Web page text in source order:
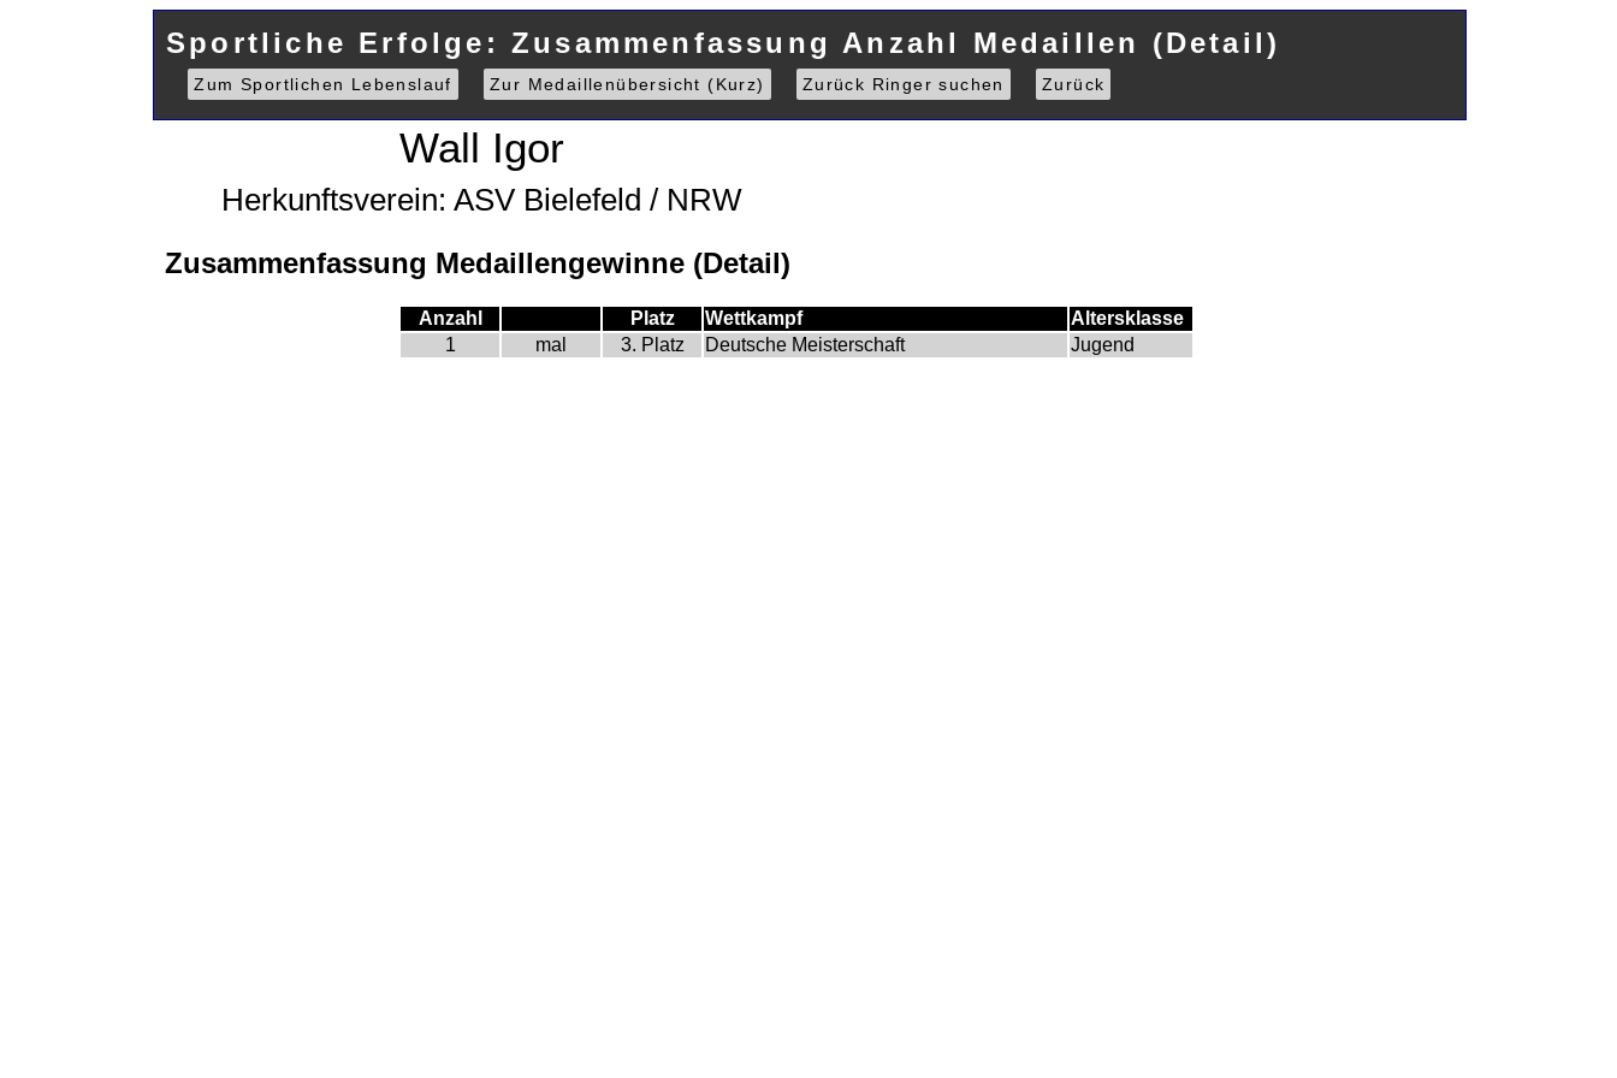
Sportliche Erfolge: Zusammenfassung Anzahl Medaillen (Detail)
Zum Sportlichen Lebenslauf Zur Medaillenübersicht (Kurz) Zurück Ringer suchen Zurück
Wall Igor
Herkunftsverein: ASV Bielefeld / NRW
Zusammenfassung Medaillengewinne (Detail)
Anzahl Platz Wettkampf
Altersklasse
1
mal 3. Platz Deutsche Meisterschaft Jugend